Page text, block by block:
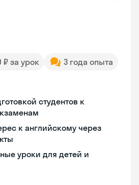
₽ за урок
3 года опыта
студентов к
к английскому через
уроки для детей и